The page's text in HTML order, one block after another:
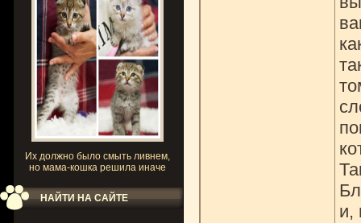
Их должно было смыть ливнем,
но мама-кошка решила иначе
НАЙТИ НА САЙТЕ
и,